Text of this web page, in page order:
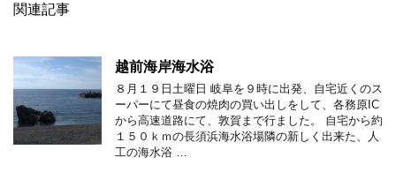
関連記事
越前海岸海水浴
８月１９日土曜日 岐阜を９時に出発、自宅近くのス
ーパーにて昼食の焼肉の買い出しをして、各務原IC
から高速道路にて、敦賀まで行ました。 自宅から約
１５０ｋｍの長須浜海水浴場隣の新しく出来た、人
工の海水浴 …